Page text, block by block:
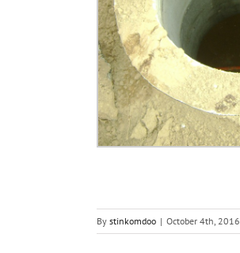
By stinkomdoo | October 4th, 2016